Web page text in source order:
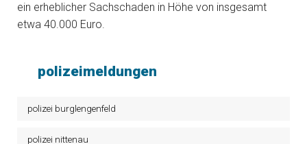
ein erheblicher Sachschaden in Höhe von insgesamt
etwa 40.000 Euro.
polizeimeldungen
polizei burglengenfeld
polizei nittenau